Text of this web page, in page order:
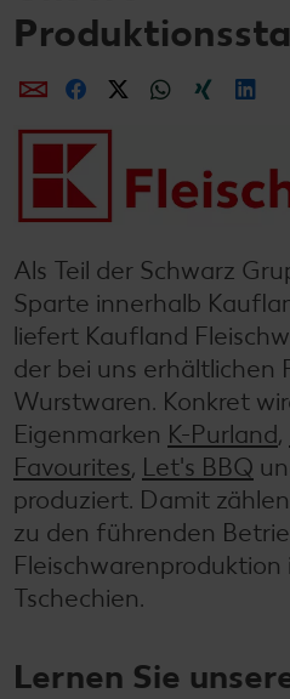
Kontakt
Unser Tierwohlprogramm
Als Teil der Schwarz
Sparte innerhalb
liefert Kaufland
der bei uns erhältlichen
Wurstwaren. Konkret
Eigenmarken K-Purland,
Favourites, Let's BBQ
produziert. Damit
zu den führenden
Tschechien.
Lernen Sie